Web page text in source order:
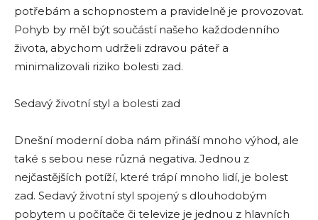
potřebám a schopnostem a pravidelně je provozovat.
Pohyb by měl být součástí našeho každodenního
života, abychom udrželi zdravou páteř a
minimalizovali riziko bolesti zad.
Sedavý životní styl a bolesti zad
Dnešní moderní doba nám přináší mnoho výhod, ale
také s sebou nese různá negativa. Jednou z
nejčastějších potíží, které trápí mnoho lidí, je bolest
zad. Sedavý životní styl spojený s dlouhodobým
pobytem u počítače či televize je jednou z hlavních